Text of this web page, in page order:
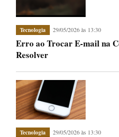
Tecnologia 29/05/2026 às 13:30
Erro ao Trocar E-mail na
Resolver
Tecnologia 29/05/2026 às 13:30